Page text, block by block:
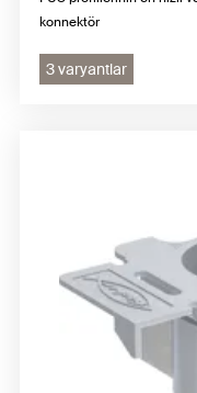
konnektör
3 varyantlar